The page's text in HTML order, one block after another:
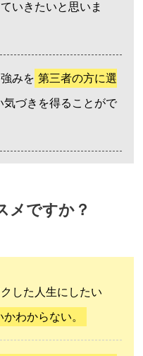
いきたいと思いま
みを 第三者の方に選
気づきを得ることがで
メですか？
した人生にしたい
わからない。